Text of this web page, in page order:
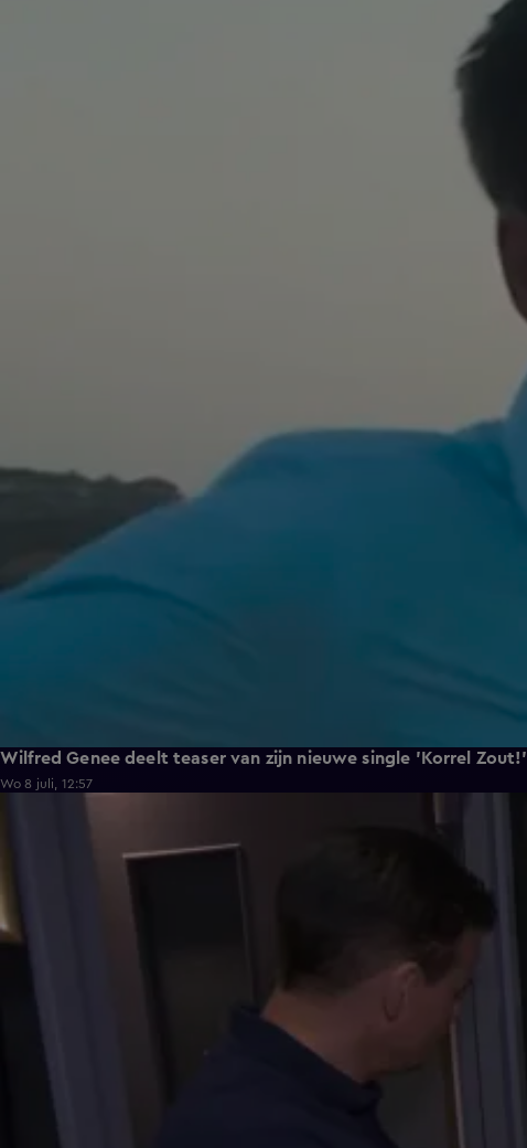
Wilfred Genee deelt teaser van zijn nieuwe single 'Korrel Zout!'
Wo 8 juli, 12:57